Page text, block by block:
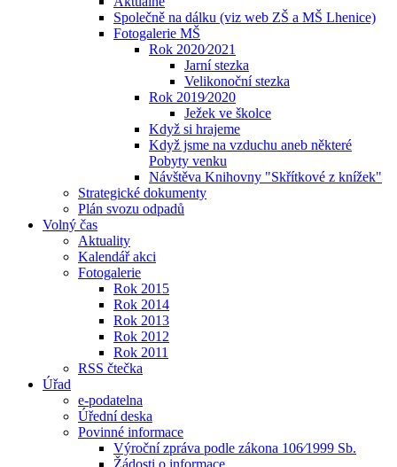
Společně na dálku (viz web ZŠ a MŠ Lhenice)
Fotogalerie MŠ
Rok 2020⁄2021
Jarní stezka
Velikonoční stezka
Rok 2019⁄2020
Ježek ve školce
Když si hrajeme
Když jsme na vzduchu aneb některé
Pobyty venku
Návštěva Knihovny "Skřítkové z knížek"
Strategické dokumenty
Plán svozu odpadů
Volný čas
Aktuality
Kalendář akci
Fotogalerie
Rok 2015
Rok 2014
Rok 2013
Rok 2012
Rok 2011
RSS čtečka
Úřad
e-podatelna
Úřední deska
Povinné informace
Výroční zpráva podle zákona 106⁄1999 Sb.
Žádosti o informace